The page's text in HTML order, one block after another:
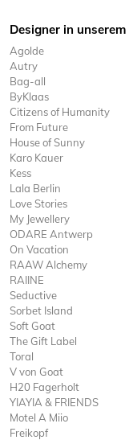
Designer in unserem
Agolde
Autry
Bag-all
ByKlaas
Citizens of Humanity
From Future
House of Sunny
Karo Kauer
Kess
Lala Berlin
Love Stories
My Jewellery
ODARE Antwerp
On Vacation
RAAW Alchemy
RAIINE
Seductive
Sorbet Island
Soft Goat
The Gift Label
Toral
V von Goat
H20 Fagerholt
YIAYIA & FRIENDS
Motel A Miio
Freikopf